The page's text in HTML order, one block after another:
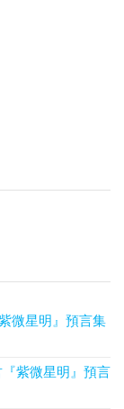
微星明』預言集
紫微星明』預言